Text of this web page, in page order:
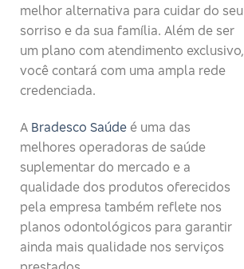
melhor alternativa para cuidar do seu
sorriso e da sua família. Além de ser
um plano com atendimento exclusivo,
você contará com uma ampla rede
credenciada.
A Bradesco Saúde é uma das
melhores operadoras de saúde
suplementar do mercado e a
qualidade dos produtos oferecidos
pela empresa também reflete nos
planos odontológicos para garantir
ainda mais qualidade nos serviços